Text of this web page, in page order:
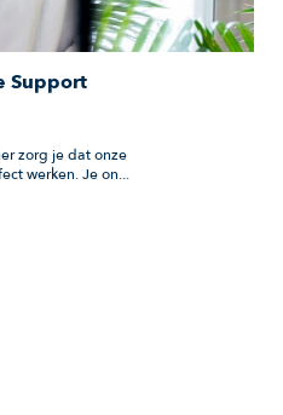
Support
zorg je dat onze
werken. Je on...